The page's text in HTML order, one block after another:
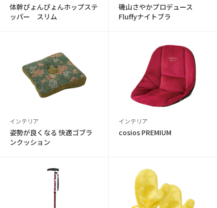
体幹ぴょんぴょんホップステ
ッパー スリム
磯山さやかプロデュース
Fluffyナイトブラ
インテリア
姿勢が良くなる 快適ゴブラ
ンクッション
インテリア
cosios PREMIUM